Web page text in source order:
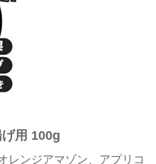
用 100g
レンジアマゾン、アプリコ